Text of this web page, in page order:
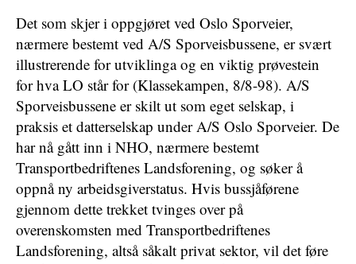
Det som skjer i oppgjøret ved Oslo Sporveier,
nærmere bestemt ved A/S Sporveisbussene, er svært
illustrerende for utviklinga og en viktig prøvestein
for hva LO står for (Klassekampen, 8/8-98). A/S
Sporveisbussene er skilt ut som eget selskap, i
praksis et datterselskap under A/S Oslo Sporveier. De
har nå gått inn i NHO, nærmere bestemt
Transportbedriftenes Landsforening, og søker å
oppnå ny arbeidsgiverstatus. Hvis bussjåførene
gjennom dette trekket tvinges over på
overenskomsten med Transportbedriftenes
Landsforening, altså såkalt privat sektor, vil det føre